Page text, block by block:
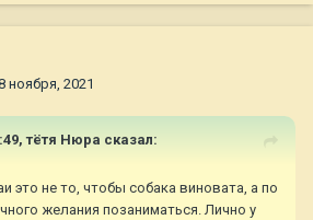
ноября, 2021
тётя Нюра сказал:
это не то, чтобы собака виновата, а по
желания позаниматься. Лично у